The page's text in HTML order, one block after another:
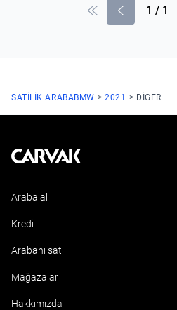
1 / 1
SATILIK ARABABMW 2021 DIGER
Kavak
Araba al
Kredi
Arabanı sat
Mağazalar
Hakkımızda